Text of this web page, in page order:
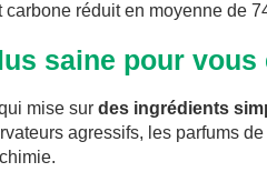
réduit en moyenne de
saine pour vous
mise sur des ingrédients
agressifs, les parfums